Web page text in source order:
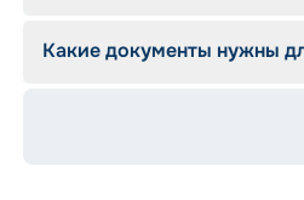
Какие документы нужны